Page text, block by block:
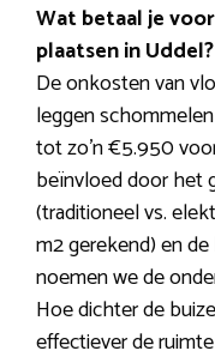
Wat betaal je
plaatsen in Uddel?
De onkosten van
leggen
tot zo’n €5.950
beïnvloed door het
(traditioneel vs.
m2 gerekend) en
noemen we de
Hoe dichter de
effectiever de